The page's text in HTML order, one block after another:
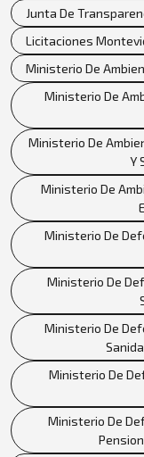
Junta De
Licitaciones
Ministerio De
Ministerio De
Ministerio De
Y
Ministerio De
Ministerio De
Ministerio De
Ministerio De
Ministerio De
Ministerio De